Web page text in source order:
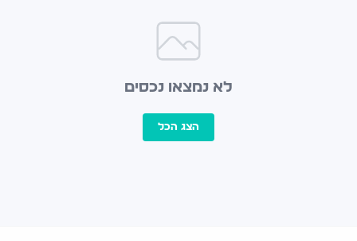
לא נמצאו נכסים
הצג הכל